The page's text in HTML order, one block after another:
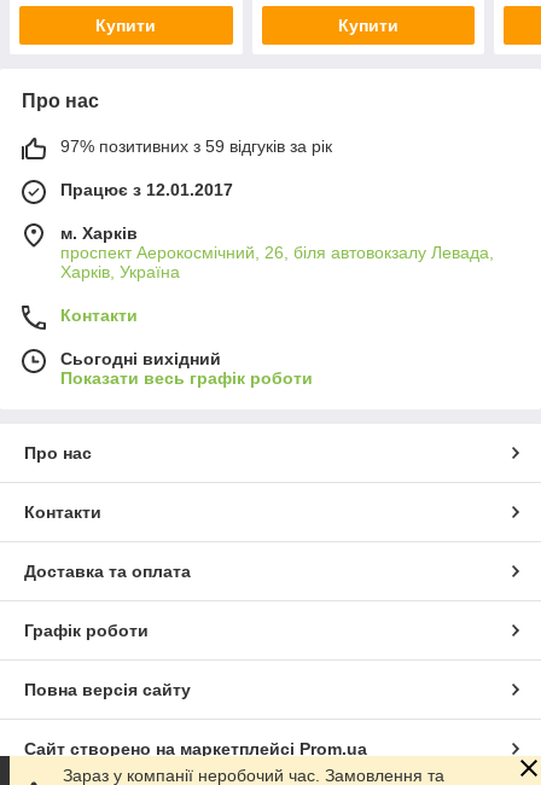
Купити Купити
Про нас
97% позитивних з 59 відгуків за рік
Працює з 12.01.2017
м. Харків
проспект Аерокосмічний, 26, біля автовокзалу Левада,
Харків, Україна
Контакти
Сьогодні вихідний
Показати весь графік роботи
Про нас
Контакти
Доставка та оплата
Графік роботи
Повна версія сайту
Сайт створено на маркетплейсі Prom.ua
Зараз у компанії неробочий час. Замовлення та